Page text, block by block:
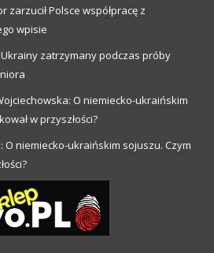
zarzucił Polsce współpracę z
wpisie
zatrzymany podczas próby
O niemiecko-ukraińskim
w przyszłości?
O niemiecko-ukraińskim sojuszu. Czym